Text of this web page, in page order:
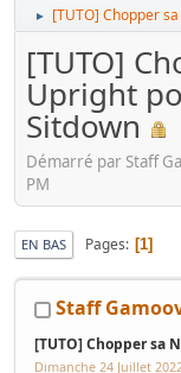
► [TUTO] Chopper
[TUTO]
Upright
Sitdown
Démarré par Staff
PM
EN BAS Pages 1
Staff
[TUTO] Chopper sa
Dimanche 24 Juillet